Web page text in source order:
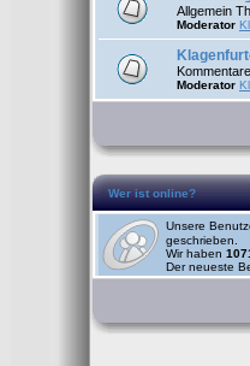
Allgemein
Moderator
Moderator
Wer ist online?
Unsere
geschrieben.
Wir haben
Der neueste